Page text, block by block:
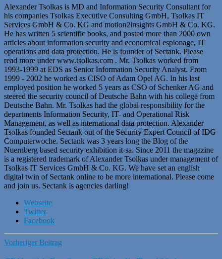
Alexander Tsolkas is MD and Information Security Consultant for
his companies Tsolkas Executive Consulting GmbH, Tsolkas IT
Services GmbH & Co. KG and motion2insights GmbH & Co. KG.
He has written 5 scientific books, and posted more than 2000 own
articles about information security and economical espionage, IT
operations and data protection. He is founder of Sectank. Please
read more under www.tsolkas.com . Mr. Tsolkas worked from
1993-1999 at EDS as Senior Information Security Analyst. From
1999 - 2002 he worked as CISO of Adam Opel AG. In his last
employed position he worked 5 years as CSO of Schenker AG and
steered the security council of Deutsche Bahn with his college from
Deutsche Bahn. Mr. Tsolkas had the global responsibility for the
departments Information Security, IT- and Operational Risk
Management, as well as international data protection. Alexander
Tsolkas founded Sectank out of the Security Expert Council of IDG
Computerwoche. Sectank was 3 years long the Blog of the
Nuernberg based security exhibition it-sa. Since 2011 the magazine
is a registered trademark of Alexander Tsolkas under management of
Tsolkas IT Services GmbH & Co. KG. We have set an english
digital twin of Sectank online to be more international. Please come
and join us. Sectank is agencies darling!
Webseite
Twitter
Facebook
Vorheriger Beitrag